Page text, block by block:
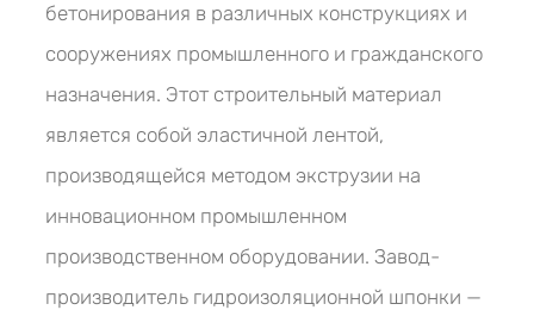
бетонирования в различных конструкциях и
сооружениях промышленного и гражданского
назначения. Этот строительный материал
является собой эластичной лентой,
производящейся методом экструзии на
инновационном промышленном
производственном оборудовании. Завод-
производитель гидроизоляционной шпонки —